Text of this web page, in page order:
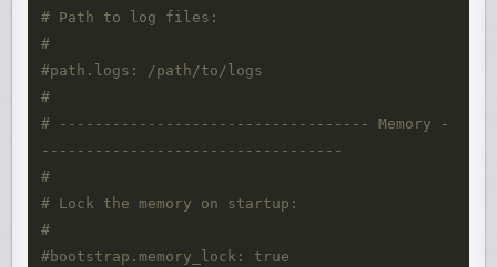
# Path to log files:
#
#path.logs: /path/to/logs
#
# ----------------------------------- Memory -
----------------------------------
#
# Lock the memory on startup:
#
#bootstrap.memory_lock: true